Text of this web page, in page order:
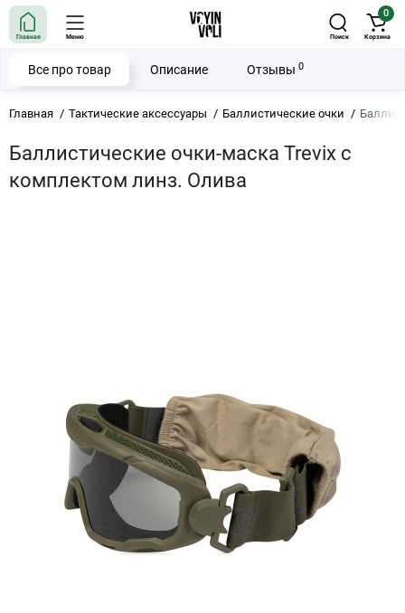
Главная Меню Поиск
0
Корзина
Главная Тактические аксессуары Баллистические очки
Баллистические очки-маска Trevix с
комплектом линз. Олива
Все про товар Описание Отзывы 0